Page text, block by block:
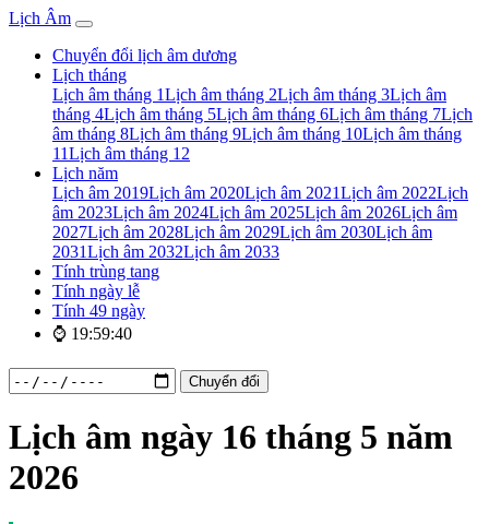
Lịch Âm
Chuyển đổi lịch âm dương
Lịch tháng
Lịch âm tháng 1Lịch âm tháng 2Lịch âm tháng 3Lịch âm
tháng 4Lịch âm tháng 5Lịch âm tháng 6Lịch âm tháng 7Lịch
âm tháng 8Lịch âm tháng 9Lịch âm tháng 10Lịch âm tháng
11Lịch âm tháng 12
Lịch năm
Lịch âm 2019Lịch âm 2020Lịch âm 2021Lịch âm 2022Lịch
âm 2023Lịch âm 2024Lịch âm 2025Lịch âm 2026Lịch âm
2027Lịch âm 2028Lịch âm 2029Lịch âm 2030Lịch âm
2031Lịch âm 2032Lịch âm 2033
Tính trùng tang
Tính ngày lễ
Tính 49 ngày
⌚ 19:59:41
Chuyển đổi
Lịch âm ngày 16 tháng 5 năm
2026